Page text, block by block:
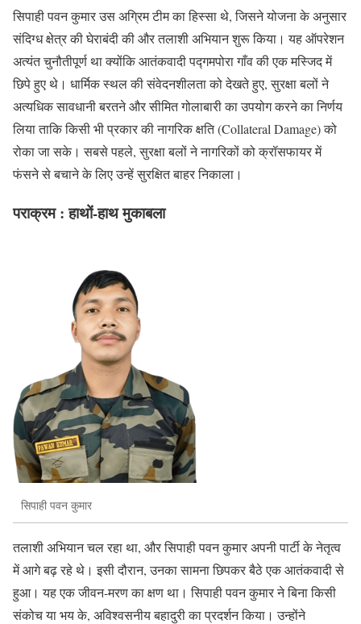
सिपाही पवन कुमार उस अग्रिम टीम का हिस्सा थे, जिसने योजना के अनुसार
संदिग्ध क्षेत्र की घेराबंदी की और तलाशी अभियान शुरू किया। यह ऑपरेशन
अत्यंत चुनौतीपूर्ण था क्योंकि आतंकवादी पद्गमपोरा गाँव की एक मस्जिद में
छिपे हुए थे। धार्मिक स्थल की संवेदनशीलता को देखते हुए, सुरक्षा बलों ने
अत्यधिक सावधानी बरतने और सीमित गोलाबारी का उपयोग करने का निर्णय
लिया ताकि किसी भी प्रकार की नागरिक क्षति (Collateral Damage) को
रोका जा सके। सबसे पहले, सुरक्षा बलों ने नागरिकों को क्रॉसफायर में
फंसने से बचाने के लिए उन्हें सुरक्षित बाहर निकाला।
पराक्रम : हाथों-हाथ मुकाबला
सिपाही पवन कुमार
तलाशी अभियान चल रहा था, और सिपाही पवन कुमार अपनी पार्टी के नेतृत्व
में आगे बढ़ रहे थे। इसी दौरान, उनका सामना छिपकर बैठे एक आतंकवादी से
हुआ। यह एक जीवन-मरण का क्षण था। सिपाही पवन कुमार ने बिना किसी
संकोच या भय के, अविश्वसनीय बहादुरी का प्रदर्शन किया। उन्होंने